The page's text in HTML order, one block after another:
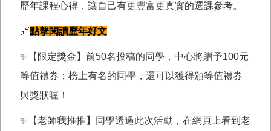
歷年課程心得，讓自己有更豐富更真實的選課參考。
🔗點擊閱讀歷年好文
✨【限定獎金】前50名投稿的同學，中心將贈予100元
等值禮券；榜上有名的同學，還可以獲得頒等值禮券
與獎狀喔！
✨【老師我推推】同學透過此次活動，在網頁上看到老